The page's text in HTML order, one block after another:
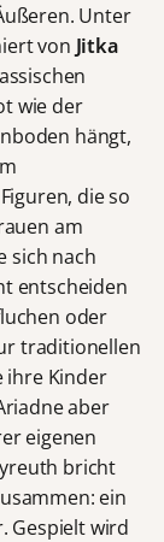
Unter
von Jitka
wie der
hängt,
die so
am
sich nach
entscheiden
oder
traditionellen
ihre Kinder
aber
eigenen
bricht
ein
Gespielt wird